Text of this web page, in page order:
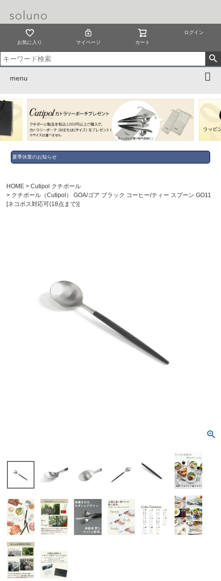
お気に入り マイページ カート
ログイン
menu
夏季休業のお知らせ
HOME
Cutipol クチポール
クチポール（Cutipol） GOA/ゴア ブラック コーヒー/ティー スプーン GO11
[ネコポス対応可(18点まで)]